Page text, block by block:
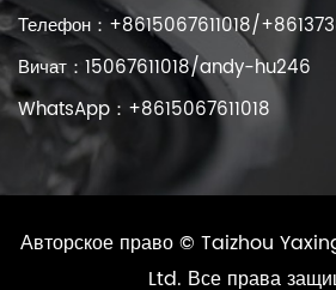
Телефон：+8615067611018/
Вичат：15067611018/andy-hu246
WhatsApp：+8615067611018
Авторское право © Taizhou
Ltd. Все права